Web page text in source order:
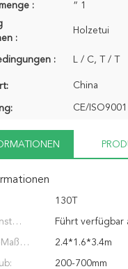
: “ 1
:
Holzetui
: L / C, T / T
China
CE/ISO9001
130T
Führt verfügbar
2.4*1.6*3.4m
200-700mm